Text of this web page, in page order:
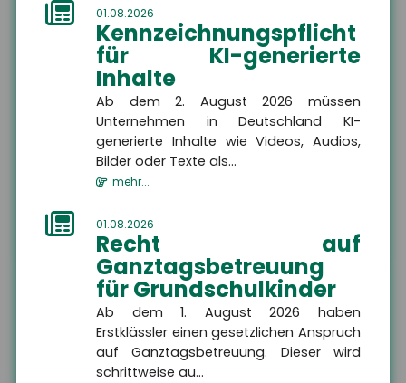
01.08.2026
Kennzeichnungspflicht
für KI-generierte
Inhalte
Ab dem 2. August 2026 müssen
Unternehmen in Deutschland KI-
generierte Inhalte wie Videos, Audios,
Bilder oder Texte als...
mehr...
01.08.2026
Recht auf
Ganztagsbetreuung
für Grundschulkinder
Ab dem 1. August 2026 haben
Erstklässler einen gesetzlichen Anspruch
auf Ganztagsbetreuung. Dieser wird
schrittweise au...
E-Mail
Bitte rufen Sie mich zurück
am
um
Nachricht
gekennzeichneten Felder sind Pflichtfelder